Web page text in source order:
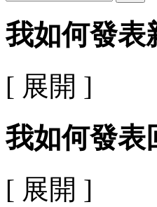
我如何發表
[ 展開 ]
我如何發表
[ 展開 ]